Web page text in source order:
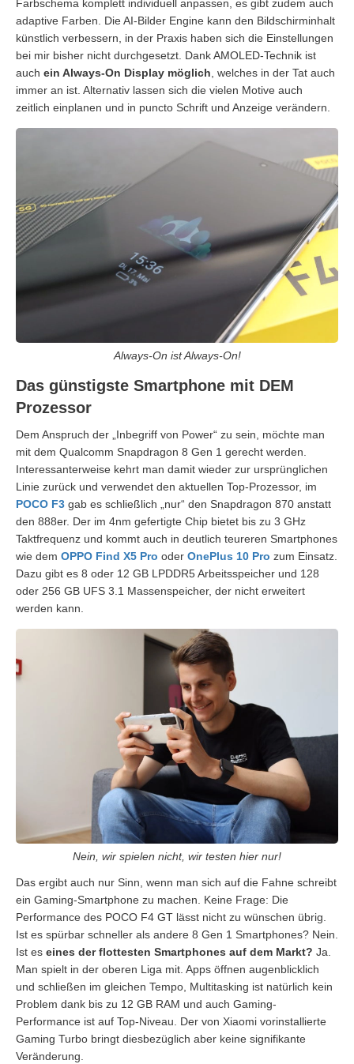
Farbschema komplett individuell anpassen, es gibt zudem auch
adaptive Farben. Die AI-Bilder Engine kann den Bildschirminhalt
künstlich verbessern, in der Praxis haben sich die Einstellungen
bei mir bisher nicht durchgesetzt. Dank AMOLED-Technik ist
auch ein Always-On Display möglich, welches in der Tat auch
immer an ist. Alternativ lassen sich die vielen Motive auch
zeitlich einplanen und in puncto Schrift und Anzeige verändern.
Always-On ist Always-On!
Das günstigste Smartphone mit DEM
Prozessor
Dem Anspruch der „Inbegriff von Power“ zu sein, möchte man
mit dem Qualcomm Snapdragon 8 Gen 1 gerecht werden.
Interessanterweise kehrt man damit wieder zur ursprünglichen
Linie zurück und verwendet den aktuellen Top-Prozessor, im
POCO F3 gab es schließlich „nur“ den Snapdragon 870 anstatt
den 888er. Der im 4nm gefertigte Chip bietet bis zu 3 GHz
Taktfrequenz und kommt auch in deutlich teureren Smartphones
wie dem OPPO Find X5 Pro oder OnePlus 10 Pro zum Einsatz.
Dazu gibt es 8 oder 12 GB LPDDR5 Arbeitsspeicher und 128
oder 256 GB UFS 3.1 Massenspeicher, der nicht erweitert
werden kann.
Nein, wir spielen nicht, wir testen hier nur!
Das ergibt auch nur Sinn, wenn man sich auf die Fahne schreibt
ein Gaming-Smartphone zu machen. Keine Frage: Die
Performance des POCO F4 GT lässt nicht zu wünschen übrig.
Ist es spürbar schneller als andere 8 Gen 1 Smartphones? Nein.
Ist es eines der flottesten Smartphones auf dem Markt? Ja.
Man spielt in der oberen Liga mit. Apps öffnen augenblicklich
und schließen im gleichen Tempo, Multitasking ist natürlich kein
Problem dank bis zu 12 GB RAM und auch Gaming-
Performance ist auf Top-Niveau. Der von Xiaomi vorinstallierte
Gaming Turbo bringt diesbezüglich aber keine signifikante
Veränderung.